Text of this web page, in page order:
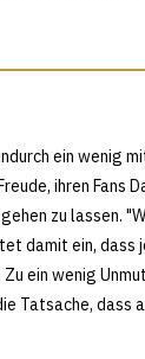
ein wenig
ihren Fans
zu lassen.
damit ein, dass
ein wenig
Tatsache, dass